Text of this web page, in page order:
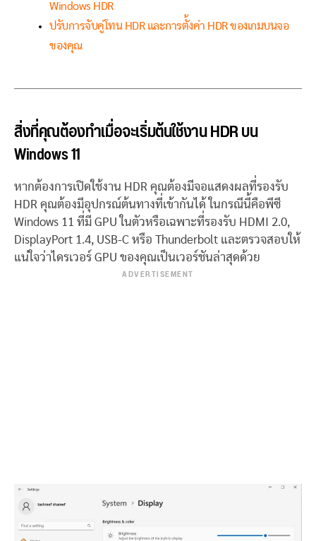
Windows HDR
ปรับการจับคู่โทน HDR และการตั้งค่า HDR ของเกมบนจอ
ของคุณ
สิ่งที่คุณต้องทำเมื่อจะเริ่มต้นใช้งาน HDR บน
Windows 11
หากต้องการเปิดใช้งาน HDR คุณต้องมีจอแสดงผลที่รองรับ
HDR คุณต้องมีอุปกรณ์ต้นทางที่เข้ากันได้ ในกรณีนี้คือพีซี
Windows 11 ที่มี GPU ในตัวหรือเฉพาะที่รองรับ HDMI 2.0,
DisplayPort 1.4, USB-C หรือ Thunderbolt และตรวจสอบให้
แน่ใจว่าไดรเวอร์ GPU ของคุณเป็นเวอร์ชันล่าสุดด้วย
ADVERTISEMENT